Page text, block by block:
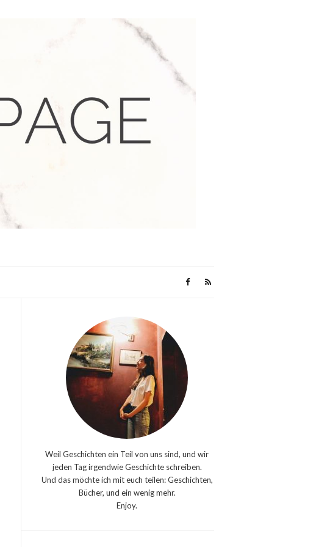
Weil Geschichten ein Teil von uns sind, und wir
jeden Tag irgendwie Geschichte schreiben.
Und das möchte ich mit euch teilen: Geschichten,
Bücher, und ein wenig mehr.
Enjoy.